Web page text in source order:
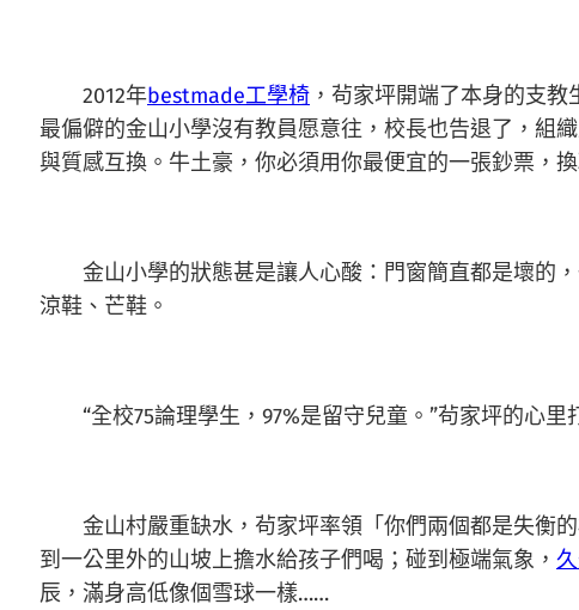
2012年bestmade工學椅 ，茍家坪開端了本身的支
最偏僻的金山小學沒有教員愿意往，校長也告退了，組
與質感互換。牛土豪，你必須用你最便宜的一張鈔票，
金山小學的狀態甚是讓人心酸：門窗簡直都是壞的，
涼鞋、芒鞋。
“全校75論理學生，97%是留守兒童。”茍家坪的心里
金山村嚴重缺水，茍家坪率領「你們兩個都是失衡的
到一公里外的山坡上擔水給孩子們喝；碰到極端氣象，
辰，滿身高低像個雪球一樣……